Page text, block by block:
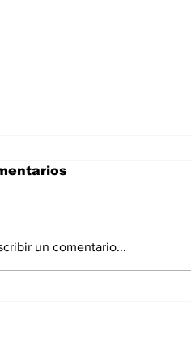
un comentario...